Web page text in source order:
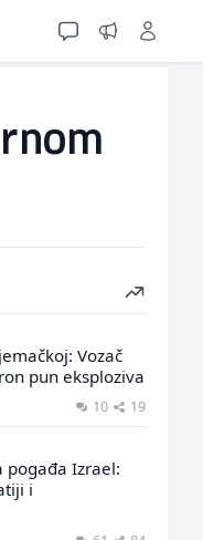
Vozač
pun eksploziva
10 19
pogađa Izrael:
i